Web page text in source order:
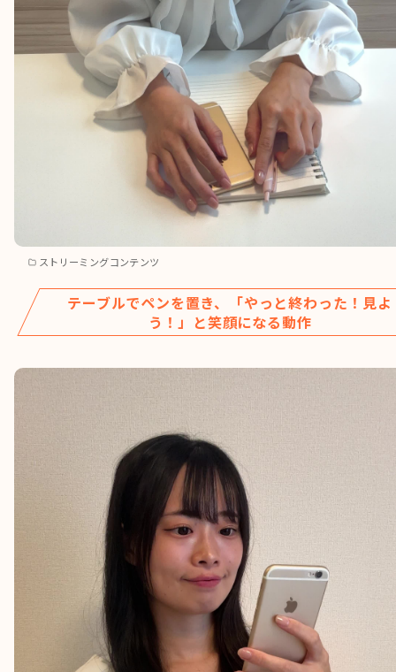
ストリーミングコンテンツ
テーブルでペンを置き、「やっと終わった！見よ
う！」と笑顔になる動作